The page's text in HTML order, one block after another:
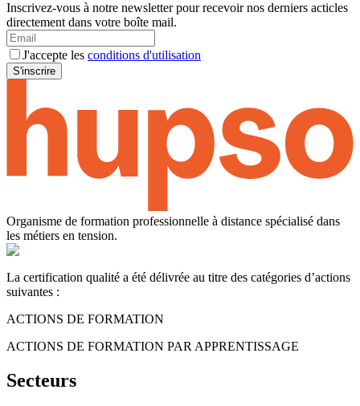
Inscrivez-vous à notre newsletter pour recevoir nos derniers acticles
directement dans votre boîte mail.
J'accepte les conditions d'utilisation
S'inscrire
Organisme de formation professionnelle à distance spécialisé dans
les métiers en tension.
La certification qualité a été délivrée au titre des catégories d’actions
suivantes :
ACTIONS DE FORMATION
ACTIONS DE FORMATION PAR APPRENTISSAGE
Secteurs